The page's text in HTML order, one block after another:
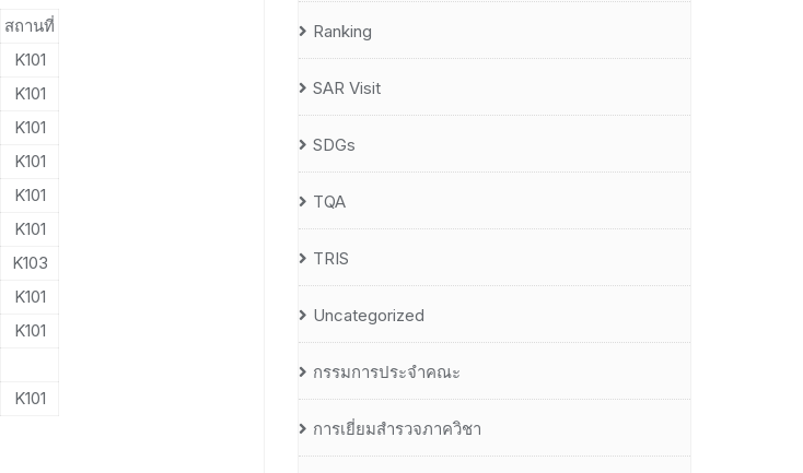
สถานที่
K101
K101
K101
K101
K101
K101
K103
K101
K101
K101
Ranking
SAR Visit
SDGs
TQA
TRIS
Uncategorized
กรรมการประจำคณะ
การเยี่ยมสำรวจภาควิชา